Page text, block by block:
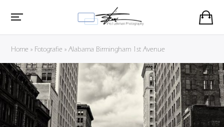
Home » Fotografie »Alabama Birmingham 1st Avenue